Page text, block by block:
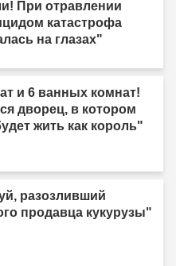
При отравлении
катастрофа
на глазах"
и 6 ванных комнат!
дворец, в котором
жить как король"
разозливший
продавца кукурузы"